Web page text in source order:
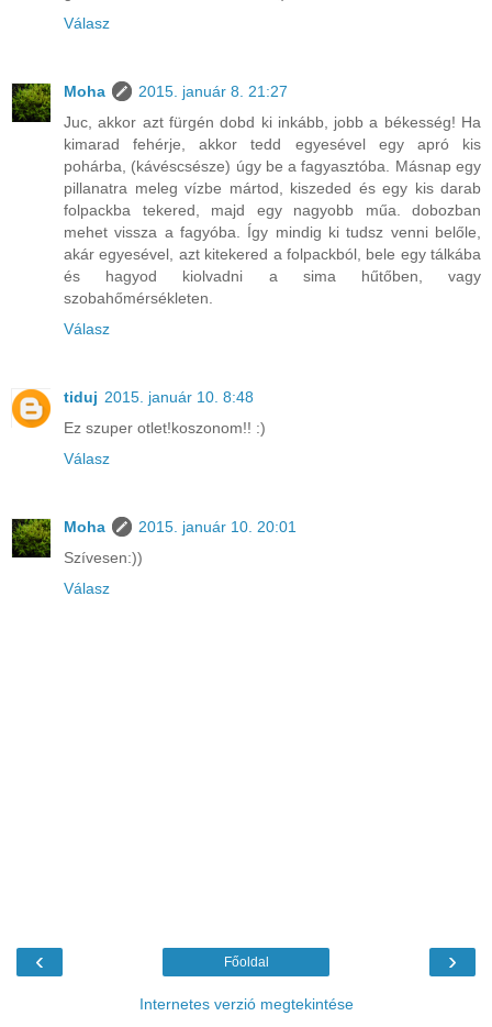
Válasz
Moha
2015. január 8. 21:27
Juc, akkor azt fürgén dobd ki inkább, jobb a békesség! Ha
kimarad fehérje, akkor tedd egyesével egy apró kis
pohárba, (kávéscsésze) úgy be a fagyasztóba. Másnap egy
pillanatra meleg vízbe mártod, kiszeded és egy kis darab
folpackba tekered, majd egy nagyobb műa. dobozban
mehet vissza a fagyóba. Így mindig ki tudsz venni belőle,
akár egyesével, azt kitekered a folpackból, bele egy tálkába
és hagyod kiolvadni a sima hűtőben, vagy
szobahőmérsékleten.
Válasz
tiduj 2015. január 10. 8:48
Ez szuper otlet!koszonom!! :)
Válasz
Moha
2015. január 10. 20:01
Szívesen:))
Válasz
‹ ›
Főoldal
Internetes verzió megtekintése